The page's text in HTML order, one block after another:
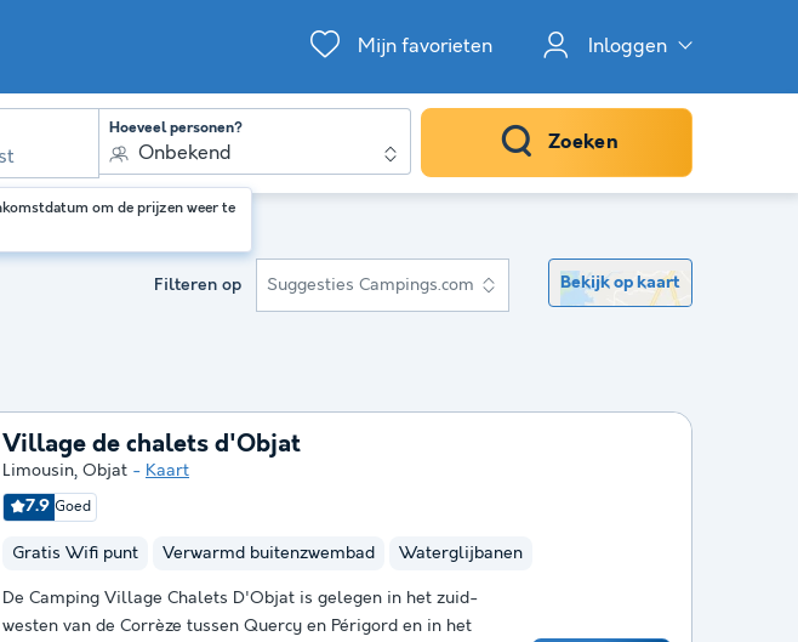
Mijn favorieten Inloggen
om de prijzen weer te
Hoeveel personen?
Onbekend Zoeken
Filteren op Suggesties Campings.com Bekijk op kaart
Village de chalets d'Objat
Limousin, Objat
Kaart
7.9 Goed
Gratis Wifi punt Verwarmd buitenzwembad Waterglijbanen
De Camping Village Chalets D'Objat is gelegen in het zuid-
westen van de Corrèze tussen Quercy en Périgord en in het